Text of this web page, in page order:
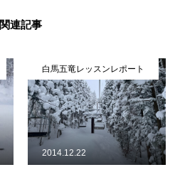
関連記事
白馬五竜レッスンレポート
2014.12.22